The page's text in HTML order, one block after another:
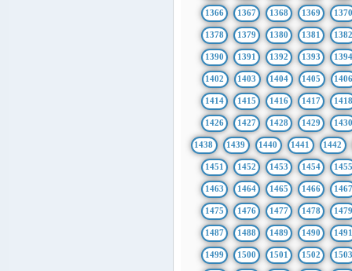
1366 1367 1368 1369 1370
1378 1379 1380 1381 1382
1390 1391 1392 1393 1394
1402 1403 1404 1405
1414 1415 1416 1417 1418
1426 1427 1428 1429 1430
1438 1439 1440 1441 1442
1451 1452 1453 1454 1455
1463 1464 1465 1466 1467
1475 1476 1477 1478 1479
1487 1488 1489 1490 1491
1499 1500 1501 1502 1503